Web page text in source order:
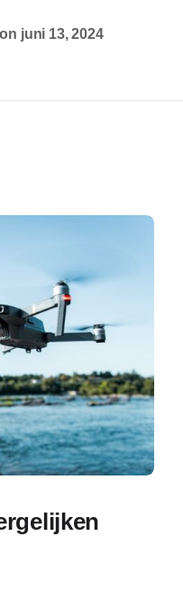
juni 13, 2024